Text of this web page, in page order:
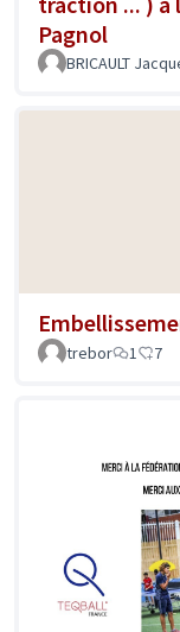
Pagnol
BRICAULT
trebor
1 7